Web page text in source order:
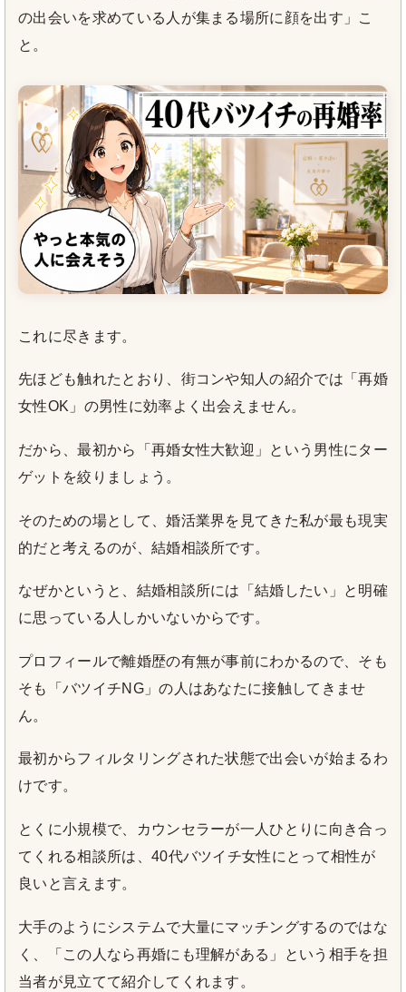
の出会いを求めている人が集まる場所に顔を出す」こ
と。
これに尽きます。
先ほども触れたとおり、街コンや知人の紹介では「再婚
女性OK」の男性に効率よく出会えません。
だから、最初から「再婚女性大歓迎」という男性にター
ゲットを絞りましょう。
そのための場として、婚活業界を見てきた私が最も現実
的だと考えるのが、結婚相談所です。
なぜかというと、結婚相談所には「結婚したい」と明確
に思っている人しかいないからです。
プロフィールで離婚歴の有無が事前にわかるので、そも
そも「バツイチNG」の人はあなたに接触してきませ
ん。
最初からフィルタリングされた状態で出会いが始まるわ
けです。
とくに小規模で、カウンセラーが一人ひとりに向き合っ
てくれる相談所は、40代バツイチ女性にとって相性が
良いと言えます。
大手のようにシステムで大量にマッチングするのではな
く、「この人なら再婚にも理解がある」という相手を担
当者が見立てて紹介してくれます。